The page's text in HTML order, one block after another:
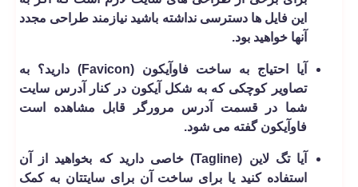
این فایل ها دسترسی نداشته باشید نیازمند طراحی مجدد
آنها خواهید بود.
آیا احتیاج به ساخت فاوآیکون (Favicon) دارید؟ به
تصاویر کوچکی که به شکل آیکون در کنار آدرس سایت
شما در قسمت آدرس مرورگر قابل مشاهده است
فاوآیکون گفته می شود.
آیا تگ لاین (Tagline) خاصی دارید که بخواهید از آن
استفاده کنید یا برای ساخت آن برای سایتتان به کمک